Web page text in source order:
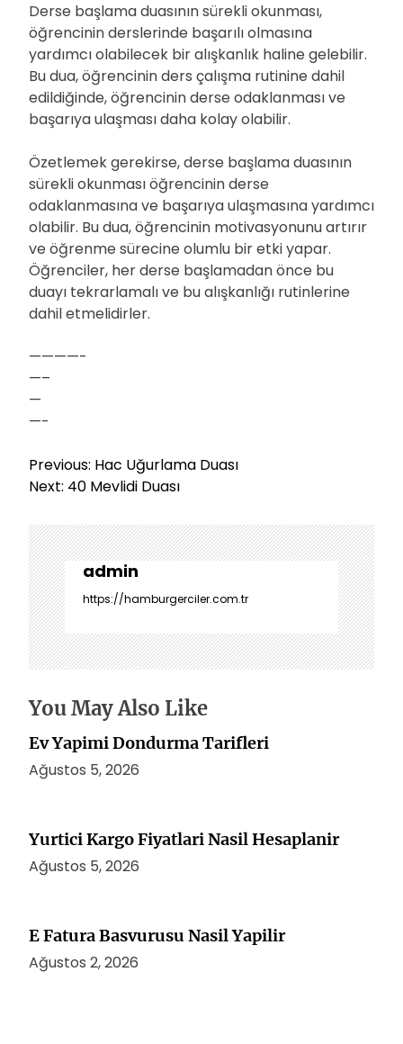
Derse başlama duasının sürekli okunması,
öğrencinin derslerinde başarılı olmasına
yardımcı olabilecek bir alışkanlık haline gelebilir.
Bu dua, öğrencinin ders çalışma rutinine dahil
edildiğinde, öğrencinin derse odaklanması ve
başarıya ulaşması daha kolay olabilir.
Özetlemek gerekirse, derse başlama duasının
sürekli okunması öğrencinin derse
odaklanmasına ve başarıya ulaşmasına yardımcı
olabilir. Bu dua, öğrencinin motivasyonunu artırır
ve öğrenme sürecine olumlu bir etki yapar.
Öğrenciler, her derse başlamadan önce bu
duayı tekrarlamalı ve bu alışkanlığı rutinlerine
dahil etmelidirler.
————-
—–
—
—-
Y
a
ı
g
e
z
i
n
m
s
i
Previous: Hac Uğurlama Duası
Next: 40 Mevlidi Duası
admin
https://hamburgerciler.com.tr
You May Also Like
Ev Yapimi Dondurma Tarifleri
Ağustos 5, 2026
Yurtici Kargo Fiyatlari Nasil Hesaplanir
Ağustos 5, 2026
E Fatura Basvurusu Nasil Yapilir
Ağustos 2, 2026